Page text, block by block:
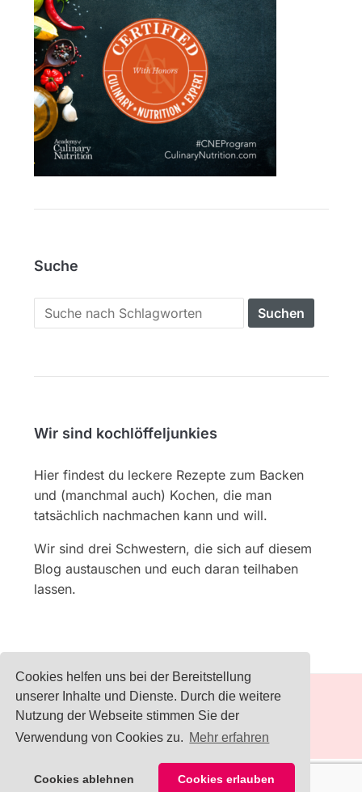
Cookies helfen uns bei der Bereitstellung
unserer Inhalte und Dienste. Durch die weitere
Nutzung der Webseite stimmen Sie der
Verwendung von Cookies zu. Mehr erfahren
Cookies ablehnen Cookies erlauben
Suche
Search
for:
Wir sind kochlöffeljunkies
Hier findest du leckere Rezepte zum Backen
und (manchmal auch) Kochen, die man
tatsächlich nachmachen kann und will.
Wir sind drei Schwestern, die sich auf diesem
Blog austauschen und euch daran teilhaben
lassen.
IMPRESSUM